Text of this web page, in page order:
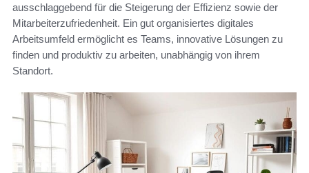
ausschlaggebend für die Steigerung der Effizienz sowie der
Mitarbeiterzufriedenheit. Ein gut organisiertes digitales
Arbeitsumfeld ermöglicht es Teams, innovative Lösungen zu
finden und produktiv zu arbeiten, unabhängig von ihrem
Standort.